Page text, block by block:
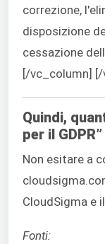
correzione,
disposizione
cessazione
[/vc_column]
Quindi,
per il
Non esitare a
CloudSigma e il
Fonti: